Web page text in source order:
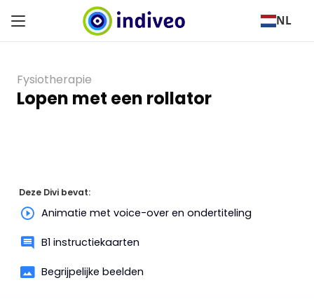
NL
Fysiotherapie
Lopen met een rollator
Deze Divi bevat:
Animatie met voice-over en ondertiteling
B1 instructiekaarten
Begrijpelijke beelden